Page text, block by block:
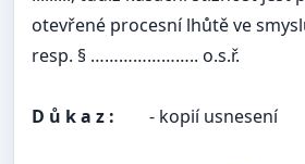
otevřené procesní lhůtě ve
resp. § ………………….. o.s.ř.
D ů k a z : - kopií usnesení